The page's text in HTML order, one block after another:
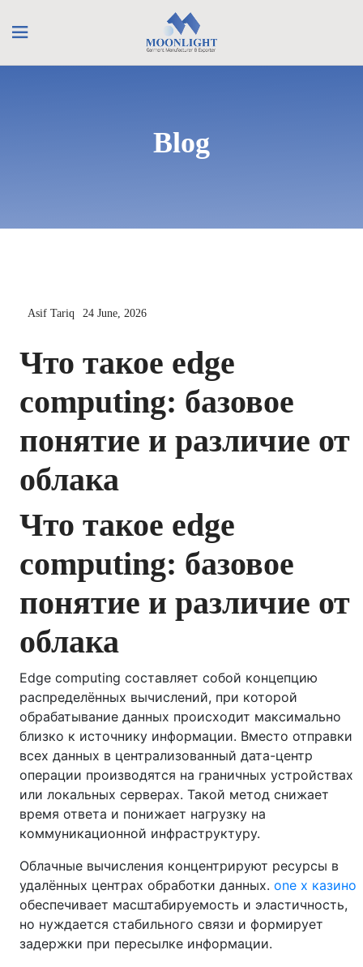
Blog
Asif Tariq 24 June, 2026
Что такое edge
computing: базовое
понятие и различие от
облака
Что такое edge
computing: базовое
понятие и различие от
облака
Edge computing составляет собой концепцию
распределённых вычислений, при которой
обрабатывание данных происходит максимально
близко к источнику информации. Вместо отправки
всех данных в централизованный дата-центр
операции производятся на граничных устройствах
или локальных серверах. Такой метод снижает
время ответа и понижает нагрузку на
коммуникационной инфраструктуру.
Облачные вычисления концентрируют ресурсы в
удалённых центрах обработки данных. one x казино
обеспечивает масштабируемость и эластичность,
но нуждается стабильного связи и формирует
задержки при пересылке информации.